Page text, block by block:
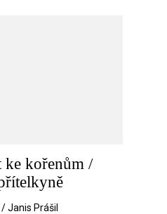
ke kořenům /
Janis Prášil